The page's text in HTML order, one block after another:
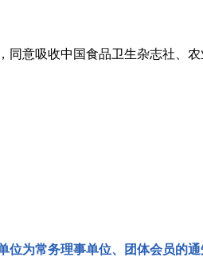
同意吸收中国食品卫生杂志社、
位为常务理事单位、团体会员的通